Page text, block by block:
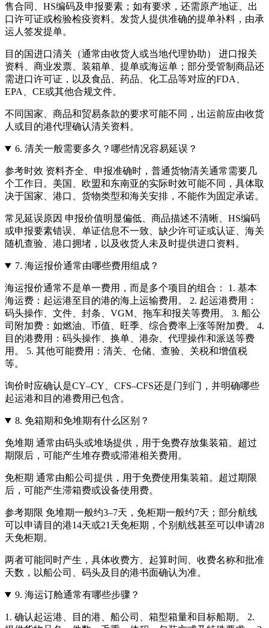
售合同、HS编码及申报要素；如有要求，还需原产地证、出
口许可证或检验检疫资料。发货人提供准确的提单补料，由承
运人签发提单。
目的国进口清关（通常由收货人或当地代理协助） 进口报关
资料、商业发票、装箱单、提单或海运单；部分受管制商品还
需进口许可证，以及食品、药品、化工品等对应的FDA、
EPA、CE或其他合规文件。
不同国家、商品和贸易条款的要求可能不同，出运前应由收货
人或目的港代理确认清关资料。
6. 清关一般需要多久？哪些情况容易延误？
参考时效 资料齐全、申报准确时，普通货物清关通常需要几
个工作日。美国、欧盟和东南亚的实际时效可能不同，具体取
决于国家、港口、货物类型和海关安排，不能作为固定承诺。
常见延误原因 申报价值明显偏低、商品描述不清晰、HS编码
或申报要素错误、单证信息不一致、缺少许可证或认证、海关
随机查验、港口拥堵，以及收货人未及时提供进口资料。
7. 海运报价通常由哪些费用组成？
海运报价通常不是单一费用，而是多个项目的组合： 1. 基本
海运费：起运港至目的港的海上运输费用。 2. 起运港费用：
码头操作、文件、封条、VGM、拖车和报关等费用。 3. 船公
司附加费：如燃油、币值、旺季、综合费率上涨等附加费。 4.
目的港费用：码头操作、换单、港杂、代理操作和派送等费
用。 5. 其他可能费用：清关、仓储、查验、关税和增值税
等。
询价时应确认是CY–CY、CFS–CFS还是门到门，并明确哪些
起运港和目的港费用已包含。
8. 免箱期和免堆期有什么区别？
免堆期 通常由码头或堆场提供，用于免费存放集装箱。超过
期限后，可能产生堆存费或滞港相关费用。
免柜期 通常由船公司提供，用于免费使用集装箱。超过期限
后，可能产生滞箱费或设备使用费。
参考期限 免堆期一般约3–7天，免柜期一般约7天；部分航线
可以申请目的港14天或21天免柜期，个别航线甚至可以申请28
天免柜期。
两者可能同时产生，具体收费方、起算时间、收费名称和批准
天数，以船公司、码头及目的港书面确认为准。
9. 海运订舱通常有哪些步骤？
1. 确认起运港、目的港、船公司、箱型箱量和目标船期。 2.